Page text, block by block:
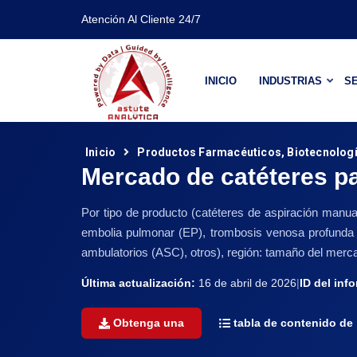
Atención Al Cliente 24/7
INICIO INDUSTRIAS
Inicio Productos Farmacéuticos,
Mercado de catéteres
Por tipo de producto (catéteres de aspiración
embolia pulmonar (EP), trombosis venosa
ambulatorios (ASC), otros), región: tamaño del
Última actualización: 16 de abril de 2026|ID del
Obtenga una tabla de contenido de